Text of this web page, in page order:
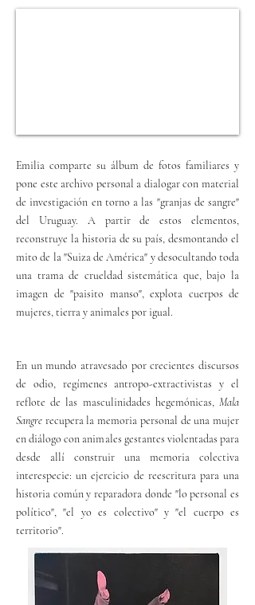
Emilia comparte su álbum de fotos familiares y
pone este archivo personal a dialogar con material
de investigación en torno a las "granjas de sangre"
del Uruguay. A partir de estos elementos,
reconstruye la historia de su país, desmontando el
mito de la "Suiza de América" y desocultando toda
una trama de crueldad sistemática que, bajo la
imagen de "paisito manso", explota cuerpos de
mujeres, tierra y animales por igual.
En un mundo atravesado por crecientes discursos
de odio, regímenes antropo-extractivistas y el
reflote de las masculinidades hegemónicas, Mala
Sangre recupera la memoria personal de una mujer
en diálogo con animales gestantes violentadas para
desde allí construir una memoria colectiva
interespecie: un ejercicio de reescritura para una
historia común y reparadora donde "lo personal es
político","el yo es colectivo" y "el cuerpo es
territorio".